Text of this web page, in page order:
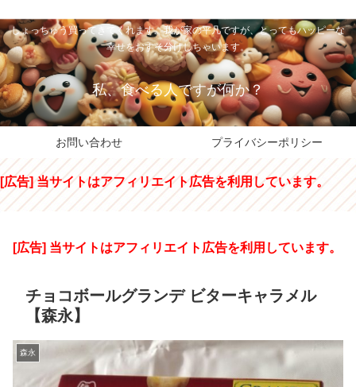
しょっちゅう買ってきてくれます。我が家の平凡ですが、とってもハッピーな
幸せをおすそ分けしちゃいます。
私、食べる人ですが何か？
お問い合わせ プライバシーポリシー
[広告] 当サイトはアフィリエイト広告を利用しています。
[広告] 当サイトはアフィリエイト広告を利用しています。
チョコボールグランデ ビターキャラメル
【森永】
森永